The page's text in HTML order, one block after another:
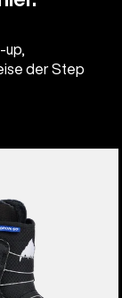
up,
der Step